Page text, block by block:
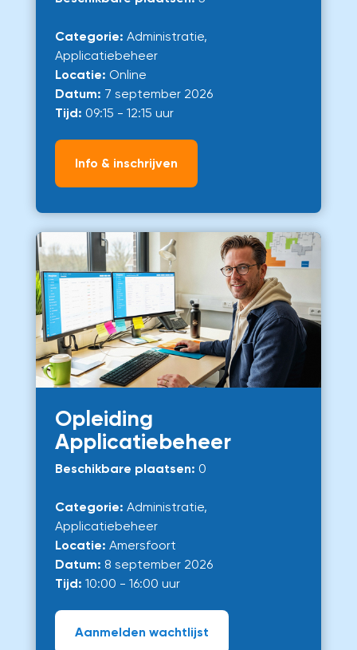
Categorie: Administratie,
Applicatiebeheer
Locatie: Online
Datum: 7 september 2026
Tijd: 09:15 - 12:15 uur
Info & inschrijven
Opleiding
Applicatiebeheer
Beschikbare plaatsen: 0
Categorie: Administratie,
Applicatiebeheer
Locatie: Amersfoort
Datum: 8 september 2026
Tijd: 10:00 - 16:00 uur
Aanmelden wachtlijst